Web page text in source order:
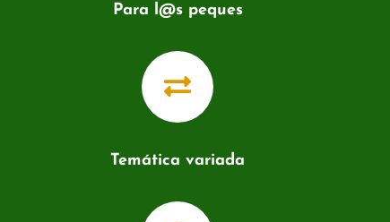
Para l@s peques

Temática variada